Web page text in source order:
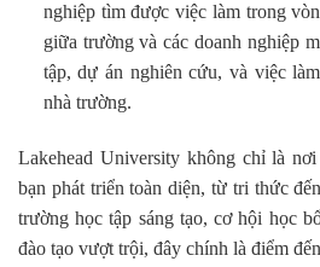
nghiệp tìm được việc làm trong
giữa trường và các doanh nghiệp
tập, dự án nghiên cứu, và việc
nhà trường.
Lakehead University không chỉ là
bạn phát triển toàn diện, từ tri thức
trường học tập sáng tạo, cơ hội học
đào tạo vượt trội, đây chính là điểm